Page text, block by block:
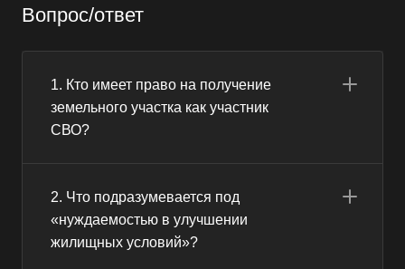
Вопрос/ответ
1. Кто имеет право на получение
земельного участка как участник
СВО?
2. Что подразумевается под
«нуждаемостью в улучшении
жилищных условий»?